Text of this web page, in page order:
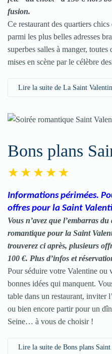
fusion.
Ce restaurant des quartiers
parmi les plus belles adresses
superbes salles à manger,
mises en scène par le célèbre
Lire la suite de La Saint
Bons plans
Informations périmées.
offres pour la Saint
Vous n’avez que l’embarras
romantique pour la Saint
trouverez ci après, plusieurs
100 €. Plus d’infos et
Pour séduire votre Valentine ou
bonnes idées qui manquent.
table dans un restaurant, inviter
ou bien encore partir pour un
Seine… à vous de choisir !
Lire la suite de Bons plans